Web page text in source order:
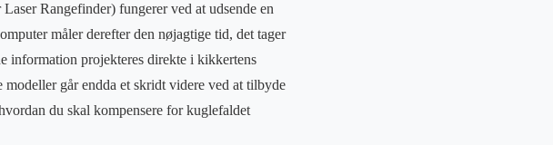
Rangefinder) fungerer ved at udsende en
måler derefter den nøjagtige tid, det tager
information projekteres direkte i kikkertens
går endda et skridt videre ved at tilbyde
du skal kompensere for kuglefaldet